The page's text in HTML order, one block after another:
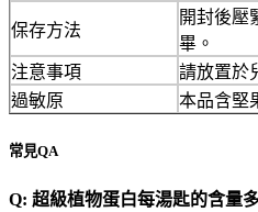
保存方法
開封後壓
畢。
注意事項
請放置於
過敏原
本品含堅
常見QA
Q: 超級植物蛋白每湯匙的含量